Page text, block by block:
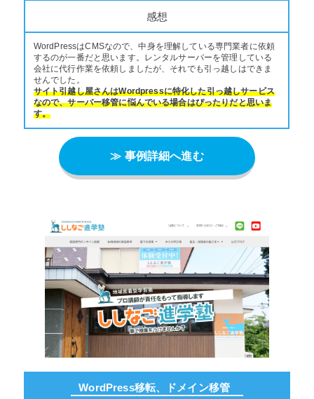
感想
WordPressはCMSなので、中身を理解している専門業者に依頼
するのが一番だと思います。レンタルサーバーを管理している
会社に代行作業を依頼しましたが、それでも引っ越しはできま
せんでした。
サイト引越し屋さんはWordpressに特化した引っ越しサービス
なので、サーバー移管に悩んでいる場合はぴったりだと思いま
す。
≫ 事例詳細へ進む
WordPress移転、ドメイン移管